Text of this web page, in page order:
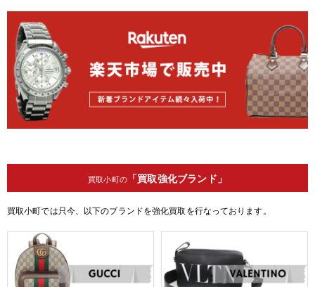
買取小町の「買取強化ブランド」
買取小町では只今、以下のブランドを強化買取を行なっております。